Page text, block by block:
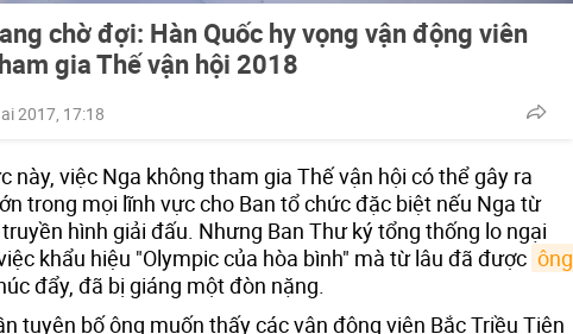
chờ đợi: Hàn Quốc hy vọng vận động viên
gia Thế vận hội 2018
2017, 17:18
này, việc Nga không tham gia Thế vận hội có thể gây ra
trong mọi lĩnh vực cho Ban tổ chức đặc biệt nếu Nga từ
hình giải đấu. Nhưng Ban Thư ký tổng thống lo ngại
khẩu hiệu "Olympic của hòa bình" mà từ lâu đã được ông
đẩy, đã bị giáng một đòn nặng.
tuyên bố ông muốn thấy các vận động viên Bắc Triều Tiên